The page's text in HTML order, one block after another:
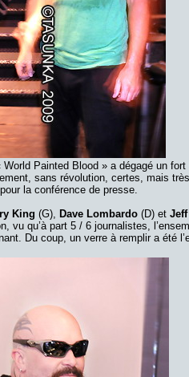
Painted Blood » a dégagé un
sans révolution, certes, mais
la conférence de presse.
King (G), Dave Lombardo (D) et
vu qu’à part 5 / 6 journalistes,
Du coup, un verre à remplir a été